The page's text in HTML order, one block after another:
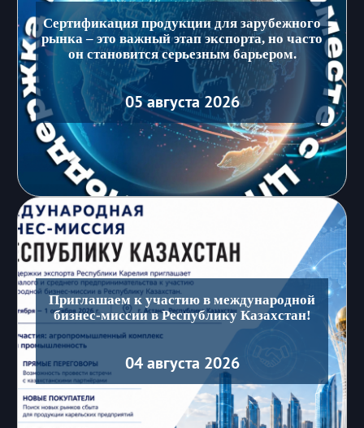
Сертификация продукции для зарубежного
рынка – это важный этап экспорта, но часто
он становится серьезным барьером.
05 августа 2026
Приглашаем к участию в международной
бизнес-миссии в Республику Казахстан!
04 августа 2026